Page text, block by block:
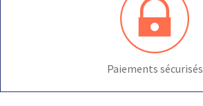
Paiements sécurisés